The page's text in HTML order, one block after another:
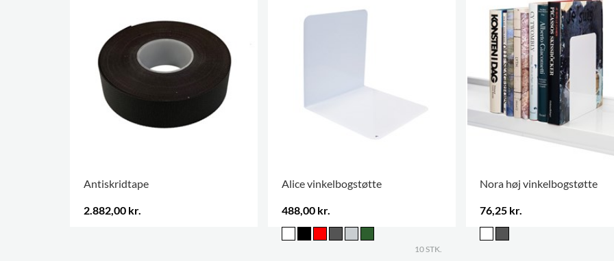
Antiskridtape
2.882,00 kr.
Alice vinkelbogstøtte
488,00 kr.
10 STK.
Nora høj vinkelbogstøtte
76,25 kr.